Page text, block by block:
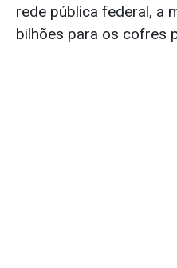
rede pública federal, a
bilhões para os cofres